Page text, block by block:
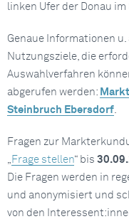
linken Ufer der Donau
Genaue Informationen
Nutzungsziele, die
Auswahlverfahren
abgerufen werden:
Steinbruch Ebersdorf.
Fragen zur
„ Frage stellen“ bis
Die Fragen werden in
und anonymisiert und
von den